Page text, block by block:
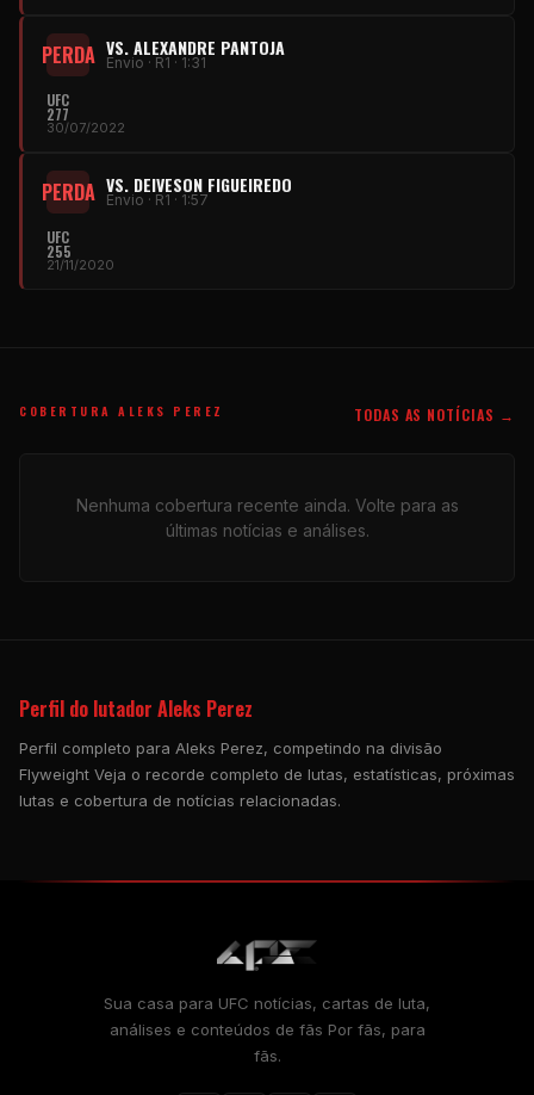
PERDA VS. ALEXANDRE PANTOJA
Envio · R1 · 1:31
UFC
277
30/07/2022
PERDA VS. DEIVESON FIGUEIREDO
Envio · R1 · 1:57
UFC
255
21/11/2020
COBERTURA ALEKS PEREZ TODAS AS NOTÍCIAS →
Nenhuma cobertura recente ainda. Volte para as
últimas notícias e análises.
Perfil do lutador Aleks Perez
Perfil completo para Aleks Perez, competindo na divisão
Flyweight Veja o recorde completo de lutas, estatísticas, próximas
lutas e cobertura de notícias relacionadas.
Sua casa para UFC notícias, cartas de luta,
análises e conteúdos de fãs Por fãs, para
fãs.